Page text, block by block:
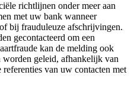
richtlijnen onder meer aan
met uw bank wanneer
bij frauduleuze afschrijvingen.
gecontacteerd om een
kan de melding ook
worden geleid, afhankelijk van
van uw contacten met